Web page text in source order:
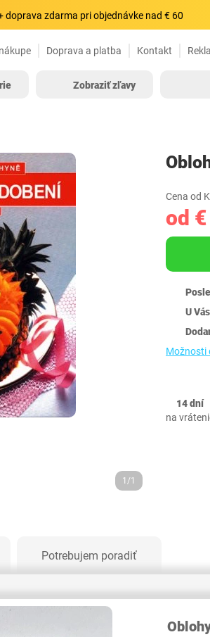
doprava zdarma pri objednávke nad € 60
Doprava a platba Kontakt
Zobraziť zľavy
1/1
Cena od
od
U
Možnosti
14 dní
na
Potrebujem poradiť